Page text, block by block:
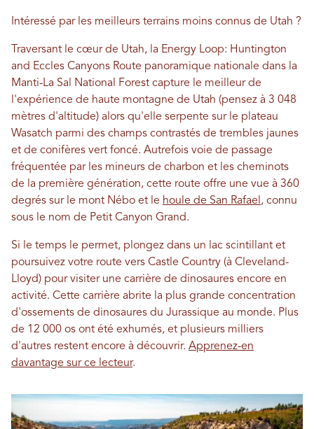
Intéressé par les meilleurs terrains moins connus de Utah ?
Traversant le cœur de Utah, la Energy Loop: Huntington
and Eccles Canyons Route panoramique nationale dans la
Manti-La Sal National Forest capture le meilleur de
l'expérience de haute montagne de Utah (pensez à 3 048
mètres d'altitude) alors qu'elle serpente sur le plateau
Wasatch parmi des champs contrastés de trembles jaunes
et de conifères vert foncé. Autrefois voie de passage
fréquentée par les mineurs de charbon et les cheminots
de la première génération, cette route offre une vue à 360
degrés sur le mont Nébo et le houle de San Rafael , connu
sous le nom de Petit Canyon Grand.
Si le temps le permet, plongez dans un lac scintillant et
poursuivez votre route vers Castle Country (à Cleveland-
Lloyd) pour visiter une carrière de dinosaures encore en
activité. Cette carrière abrite la plus grande concentration
d'ossements de dinosaures du Jurassique au monde. Plus
de 12 000 os ont été exhumés, et plusieurs milliers
d'autres restent encore à découvrir. Apprenez-en
davantage sur ce lecteur.